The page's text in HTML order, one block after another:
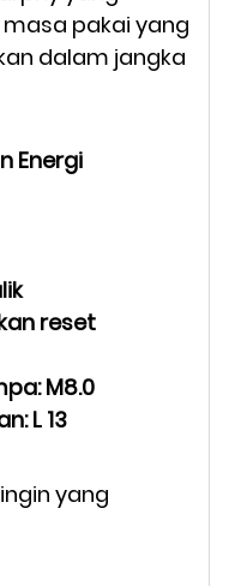
pakai yang
dalam jangka
Energi
reset
M8.0
L 13
yang